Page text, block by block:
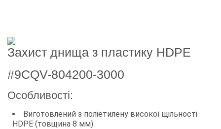
Захист днища з пластику HDPE
#9CQV-804200-3000
Особливості:
Виготовлений з поліетилену високої щільності
HDPE (товщина 8 мм)